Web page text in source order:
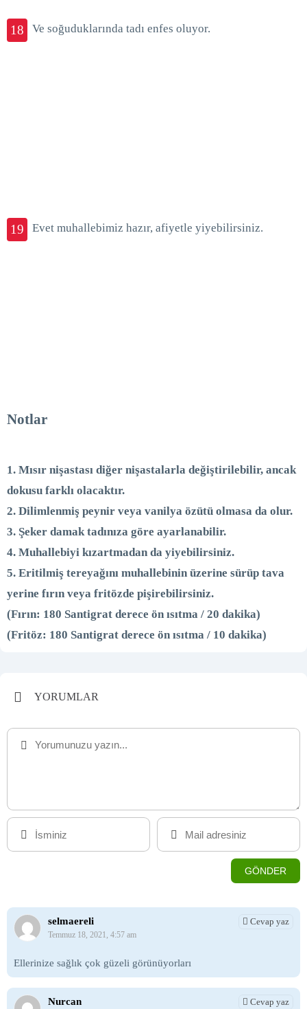
18 Ve soğuduklarında tadı enfes oluyor.
19 Evet muhallebimiz hazır, afiyetle yiyebilirsiniz.
Notlar
1. Mısır nişastası diğer nişastalarla değiştirilebilir, ancak
dokusu farklı olacaktır.
2. Dilimlenmiş peynir veya vanilya özütü olmasa da olur.
3. Şeker damak tadınıza göre ayarlanabilir.
4. Muhallebiyi kızartmadan da yiyebilirsiniz.
5. Eritilmiş tereyağını muhallebinin üzerine sürüp tava
yerine fırın veya fritözde pişirebilirsiniz.
(Fırın: 180 Santigrat derece ön ısıtma / 20 dakika)
(Fritöz: 180 Santigrat derece ön ısıtma / 10 dakika)
YORUMLAR
selmaereli
Temmuz 18, 2021, 4:57 am
Ellerinize sağlık çok güzeli görünüyorları
Cevap yaz
Nurcan Cevap yaz